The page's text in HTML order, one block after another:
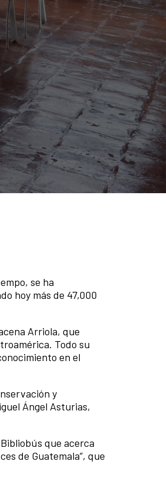
se ha
hoy más de 47,000
Arriola, que
Todo su
en el
y
Ángel Asturias,
que acerca
de Guatemala”, que